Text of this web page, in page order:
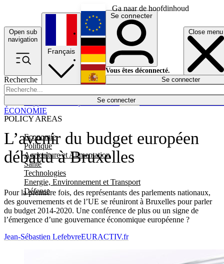
Ga naar de hoofdinhoud
Open sub
navigation
Close menu
Recherche
Se connecter
POLICY AREAS
Economie
Politique
Agriculture et Alimentation
Santé
Technologies
Energie, Environnement et Transport
Défense
Économie
Français
English
Deutsch
Español
Se connecter
Vous êtes déconnecté.
Se connecter
L’avenir du budget européen
débattu à Bruxelles
Pour la première fois, des représentants des parlements nationaux,
des gouvernements et de l’UE se réuniront à Bruxelles pour parler
du budget 2014-2020. Une conférence de plus ou un signe de
l’émergence d’une gouvernance économique européenne ?
ÉCONOMIE
Jean-Sébastien LefebvreEURACTIV.fr